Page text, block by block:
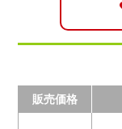
販売価格